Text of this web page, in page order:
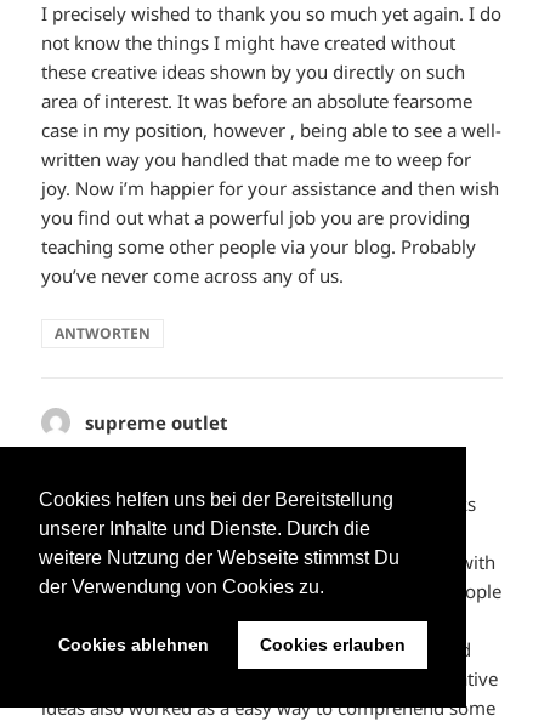
Cookies helfen uns bei der Bereitstellung
unserer Inhalte und Dienste. Durch die
weitere Nutzung der Webseite stimmst Du
der Verwendung von Cookies zu.
Cookies ablehnen Cookies erlauben
I precisely wished to thank you so much yet again. I do
not know the things I might have created without
these creative ideas shown by you directly on such
area of interest. It was before an absolute fearsome
case in my position, however , being able to see a well-
written way you handled that made me to weep for
joy. Now i’m happier for your assistance and then wish
you find out what a powerful job you are providing
teaching some other people via your blog. Probably
you’ve never come across any of us.
ANTWORTEN
supreme outlet
I intended to put you one little remark to say thanks
once again for those splendid secrets you have
provided on this page. It’s so incredibly generous with
people like you giving freely exactly what many people
might have distributed as an e book to make some
money for their own end, primarily since you could
possibly have done it in case you decided. The creative
ideas also worked as a easy way to comprehend some